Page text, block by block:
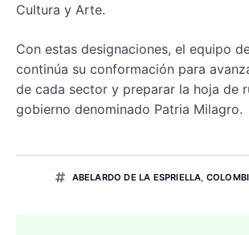
Cultura y Arte.
Con estas designaciones, el equipo
continúa su conformación para
de cada sector y preparar la hoja de
gobierno denominado Patria Milagro.
ABELARDO DE LA ESPRIELLA,